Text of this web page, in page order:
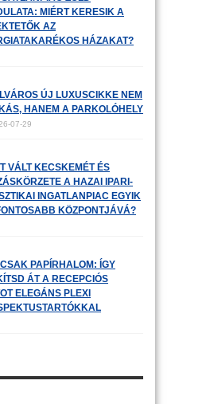
MIÉRT KERESIK A
AZ
HÁZAKAT?
ÚJ LUXUSCIKKE NEM
HANEM A PARKOLÓHELY
07-29
VÁLT KECSKEMÉT ÉS
A HAZAI IPARI-
INGATLANPIAC EGYIK
KÖZPONTJÁVÁ?
PAPÍRHALOM: ÍGY
ÁT A RECEPCIÓS
ELEGÁNS PLEXI